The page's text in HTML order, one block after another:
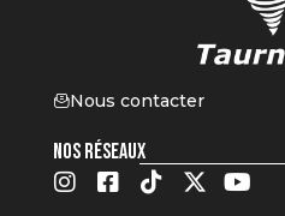
Nous contacter
NOS RÉSEAUX